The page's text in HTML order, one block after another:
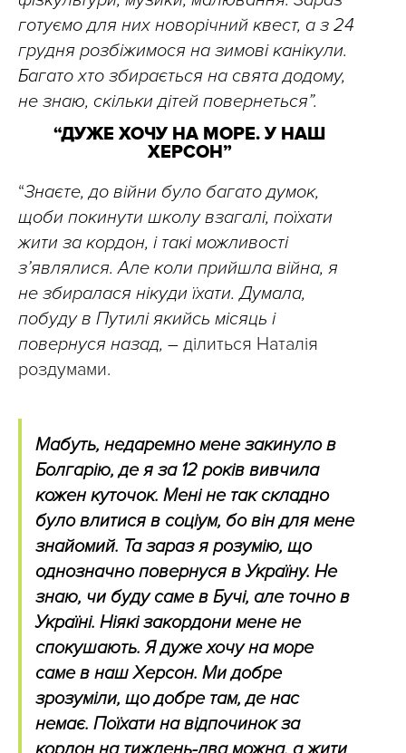
готуємо для них новорічний квест, а з 24
грудня розбіжимося на зимові канікули.
Багато хто збирається на свята додому,
не знаю, скільки дітей повернеться”.
“ДУЖЕ ХОЧУ НА МОРЕ. У НАШ
ХЕРСОН”
“Знаєте, до війни було багато думок,
щоби покинути школу взагалі, поїхати
жити за кордон, і такі можливості
з’являлися. Але коли прийшла війна, я
не збиралася нікуди їхати. Думала,
побуду в Путилі якийсь місяць і
повернуся назад, – ділиться Наталія
роздумами.
Мабуть, недаремно мене закинуло в
Болгарію, де я за 12 років вивчила
кожен куточок. Мені не так складно
було влитися в соціум, бо він для мене
знайомий. Та зараз я розумію, що
однозначно повернуся в Україну. Не
знаю, чи буду саме в Бучі, але точно в
Україні. Ніякі закордони мене не
спокушають. Я дуже хочу на море
саме в наш Херсон. Ми добре
зрозуміли, що добре там, де нас
немає. Поїхати на відпочинок за